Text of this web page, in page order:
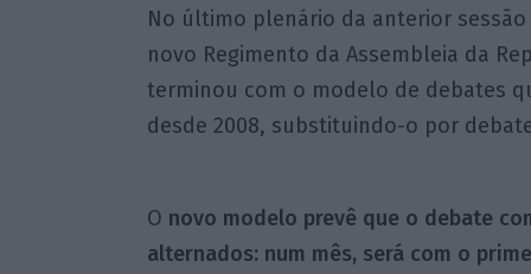
No último plenário da anterior sessão
novo Regimento da Assembleia da
terminou com o modelo de debates
desde 2008, substituindo-o por
O novo modelo prevê que o debate
alternados: num mês, será com o